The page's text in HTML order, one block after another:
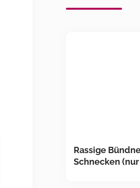
Rassige
Schnecken